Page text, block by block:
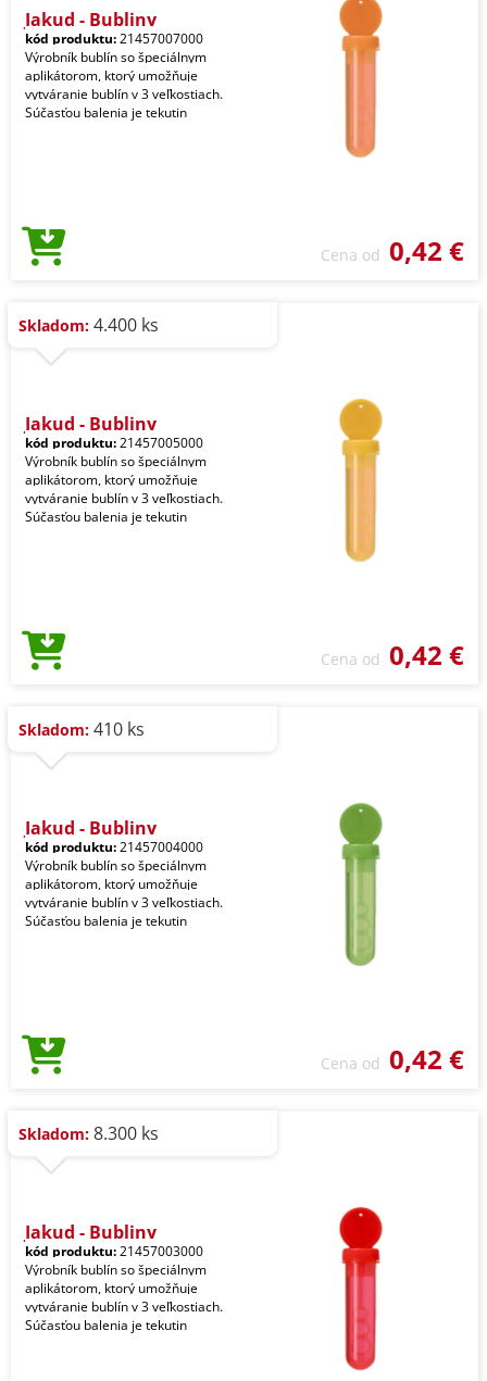
Jakud - Bubliny
kód produktu:21457007000
Výrobník bublín so špeciálnym
aplikátorom, ktorý umožňuje
vytváranie bublín v 3 veľkostiach.
Súčasťou balenia je tekutin
Cena od 0,42 €
Skladom: 4.400 ks
Jakud - Bubliny
kód produktu:21457005000
Výrobník bublín so špeciálnym
aplikátorom, ktorý umožňuje
vytváranie bublín v 3 veľkostiach.
Súčasťou balenia je tekutin
Cena od 0,42 €
Skladom: 410 ks
Jakud - Bubliny
kód produktu:21457004000
Výrobník bublín so špeciálnym
aplikátorom, ktorý umožňuje
vytváranie bublín v 3 veľkostiach.
Súčasťou balenia je tekutin
Cena od 0,42 €
Skladom: 8.300 ks
Jakud - Bubliny
kód produktu:21457003000
Výrobník bublín so špeciálnym
aplikátorom, ktorý umožňuje
vytváranie bublín v 3 veľkostiach.
Súčasťou balenia je tekutin